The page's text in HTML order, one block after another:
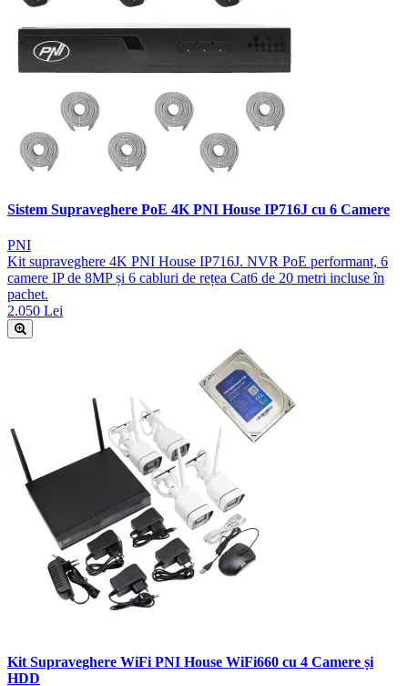
Sistem Supraveghere PoE 4K PNI House IP716J cu 6 Camere
PNI
Kit supraveghere 4K PNI House IP716J. NVR PoE performant, 6
camere IP de 8MP și 6 cabluri de rețea Cat6 de 20 metri incluse în
pachet.
2.050 Lei
Kit Supraveghere WiFi PNI House WiFi660 cu 4 Camere și
HDD